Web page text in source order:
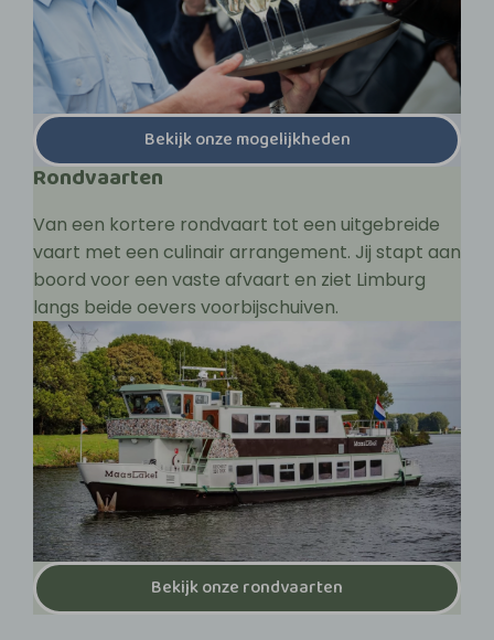
Bekijk onze mogelijkheden
Rondvaarten
Van een kortere rondvaart tot een uitgebreide
vaart met een culinair arrangement. Jij stapt aan
boord voor een vaste afvaart en ziet Limburg
langs beide oevers voorbijschuiven.
Bekijk onze rondvaarten